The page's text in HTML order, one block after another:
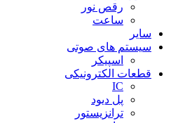
رقص نور
ساعت
سایر
سیستم های صوتی
اسپیکر
قطعات الکترونیکی
IC
پل دیود
ترانزیستور